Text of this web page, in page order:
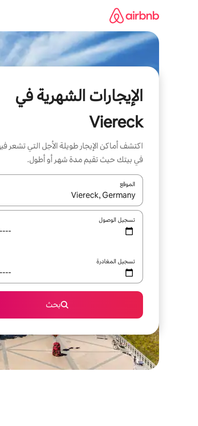
الإيجارات الشهرية في
Viereck
اكتشف أماكن الإيجار طويلة الأجل التي تشعر
في بيتك حيث تقيم مدة شهر أو أطول.
الموقع
عند توفر النتائج، انتقل باستخدام السهمين
تسجيل الوصول
تسجيل المغادرة
بحث